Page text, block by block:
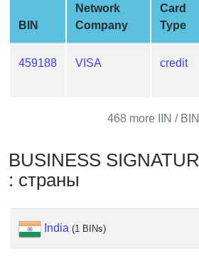
Checker
?
IP
IP
BIN
BIN
Network
Company
Card
Type
459188 VISA credit
468 more IIN /
BUSINESS
: страны
India (1 BINs)